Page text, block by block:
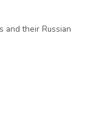
and their Russian